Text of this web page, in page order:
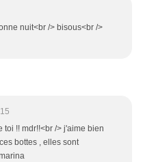
nuit<br /> bisous<br />
!! mdr!!<br /> j'aime bien
bottes , elles sont